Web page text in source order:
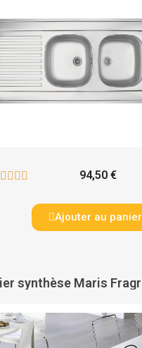
    94,50 €
Ajouter au panier